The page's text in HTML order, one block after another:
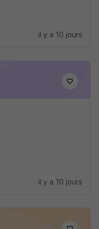
il y a 10 jours
il y a 10 jours